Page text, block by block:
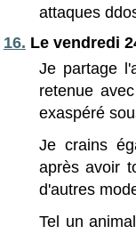
attaques
16. Le vendredi
Je partage
retenue
exaspéré
Je crains
après avoir
d'autres
Tel un